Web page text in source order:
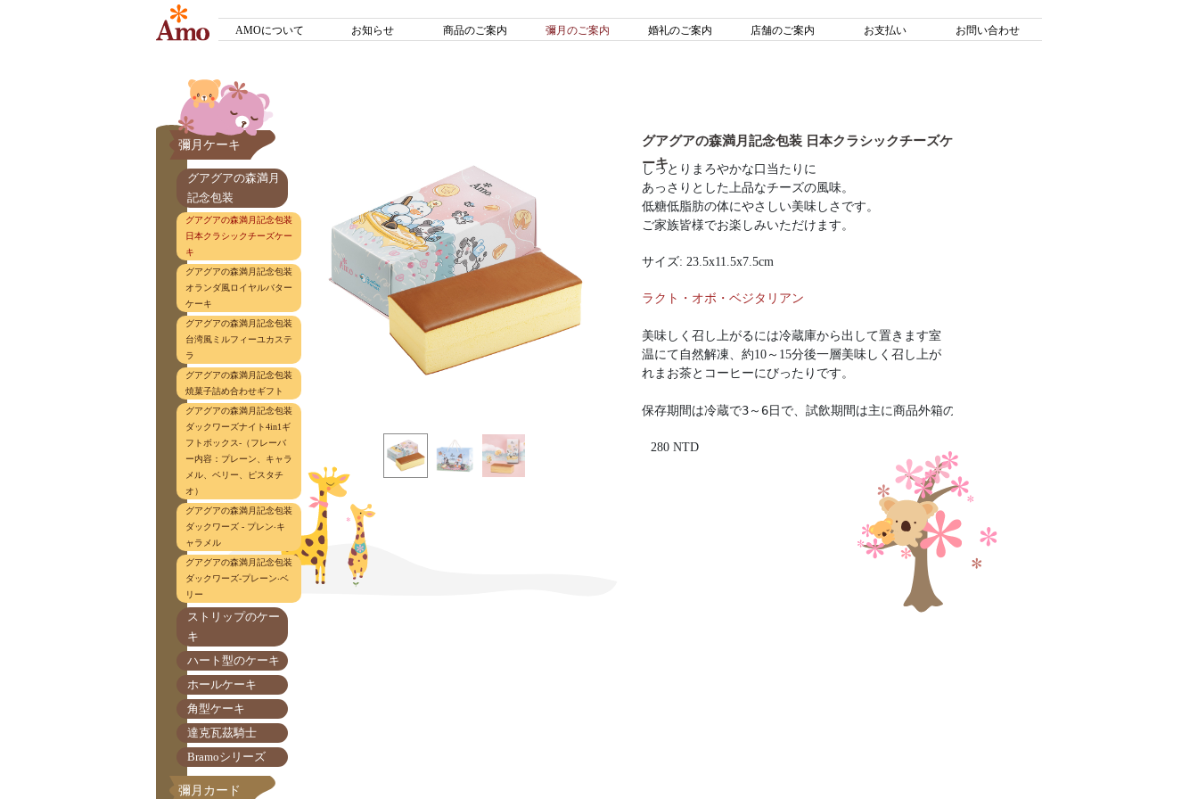
AMOについて お知らせ 商品のご案内 彌月のご案内 婚礼のご案内 店舗のご案内 お支払い お問い合わせ
グアグアの森満月記念包装 日本クラシックチーズケ
ーキ
しっとりまろやかな口当たりに
あっさりとした上品なチーズの風味。
低糖低脂肪の体にやさしい美味しさです。
ご家族皆様でお楽しみいただけます。
サイズ: 23.5x11.5x7.5cm
ラクト・オボ・ベジタリアン
美味しく召し上がるには冷蔵庫から出して置きます室
温にて自然解凍、約10～15分後一層美味しく召し上が
れまお茶とコーヒーにびったりです。
保存期間は冷蔵で3～6日で、試飲期間は主に商品外箱のラベルに記載されております。やむを
280 NTD
彌月ケーキ
グアグアの森満月
記念包装
グアグアの森満月記念包装
日本クラシックチーズケー
キ
グアグアの森満月記念包装
オランダ風ロイヤルバター
ケーキ
グアグアの森満月記念包装
台湾風ミルフィーユカステ
ラ
グアグアの森満月記念包装
焼菓子詰め合わせギフト
グアグアの森満月記念包装
ダックワーズナイト4in1ギ
フトボックス-（フレーバ
ー内容：プレーン、キャラ
メル、ベリー、ピスタチ
オ）
グアグアの森満月記念包装
ダックワーズ - プレン‧キ
ャラメル
グアグアの森満月記念包装
ダックワーズ-プレーン‧ベ
リー
ストリップのケー
キ
ハート型のケーキ
ホールケーキ
角型ケーキ
達克瓦茲騎士
Bramoシリーズ
彌月カード